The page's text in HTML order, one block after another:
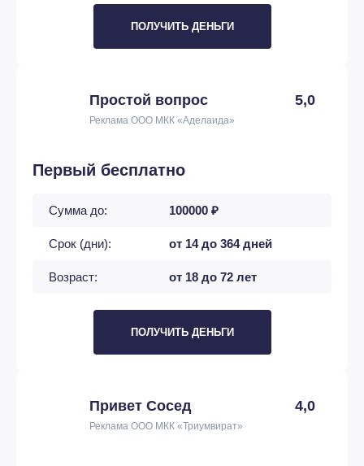
ПОЛУЧИТЬ ДЕНЬГИ
Простой вопрос 5,0
Реклама ООО МКК «Аделаида»
Первый бесплатно
Сумма до: 100000 ₽
Срок (дни): от 14 до 364 дней
Возраст: от 18 до 72 лет
ПОЛУЧИТЬ ДЕНЬГИ
Привет Сосед 4,0
Реклама ООО МКК «Триумвират»